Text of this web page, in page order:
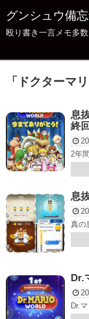
グンシュウ備
殴り書き一言メモ多数
「 ドクターマ
息
終回
2年
息
真の
Dr.
Dr.